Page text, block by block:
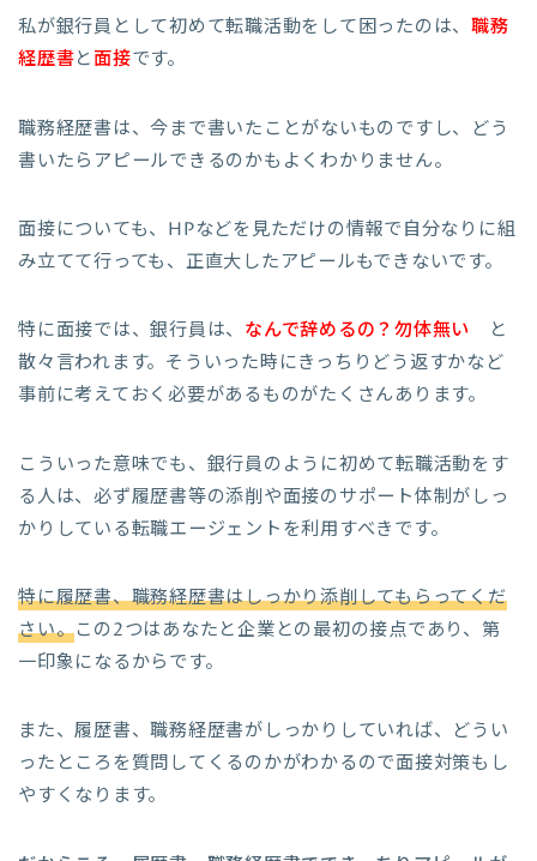
私が銀行員として初めて転職活動をして困ったのは、職務
経歴書と面接です。
職務経歴書は、今まで書いたことがないものですし、どう
書いたらアピールできるのかもよくわかりません。
面接についても、HPなどを見ただけの情報で自分なりに組
み立てて行っても、正直大したアピールもできないです。
特に面接では、銀行員は、 なんで辞めるの？勿体無い と
散々言われます。そういった時にきっちりどう返すかなど
事前に考えておく必要があるものがたくさんあります。
こういった意味でも、銀行員のように初めて転職活動をす
る人は、必ず履歴書等の添削や面接のサポート体制がしっ
かりしている転職エージェントを利用すべきです。
特に履歴書、職務経歴書はしっかり添削してもらってくだ
さい。この2つはあなたと企業との最初の接点であり、第
一印象になるからです。
また、履歴書、職務経歴書がしっかりしていれば、どうい
ったところを質問してくるのかがわかるので面接対策もし
やすくなります。